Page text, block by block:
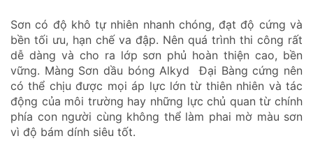
Sơn có độ khô tự nhiên nhanh chóng, đạt độ cứng và
bền tối ưu, hạn chế va đập. Nên quá trình thi công rất
dễ dàng và cho ra lớp sơn phủ hoàn thiện cao, bền
vững. Màng Sơn dầu bóng Alkyd Đại Bàng cứng nên
có thể chịu được mọi áp lực lớn từ thiên nhiên và tác
động của môi trường hay những lực chủ quan từ chính
phía con người cùng không thể làm phai mờ màu sơn
vì độ bám dính siêu tốt.